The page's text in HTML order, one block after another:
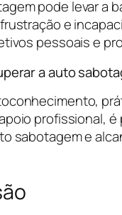
pode levar a
e
pessoais e
a auto
profissional, é
sabotagem e